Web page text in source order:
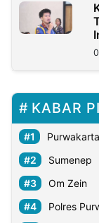
KABAR
Purwakarta
Sumenep
Om Zein
Polres